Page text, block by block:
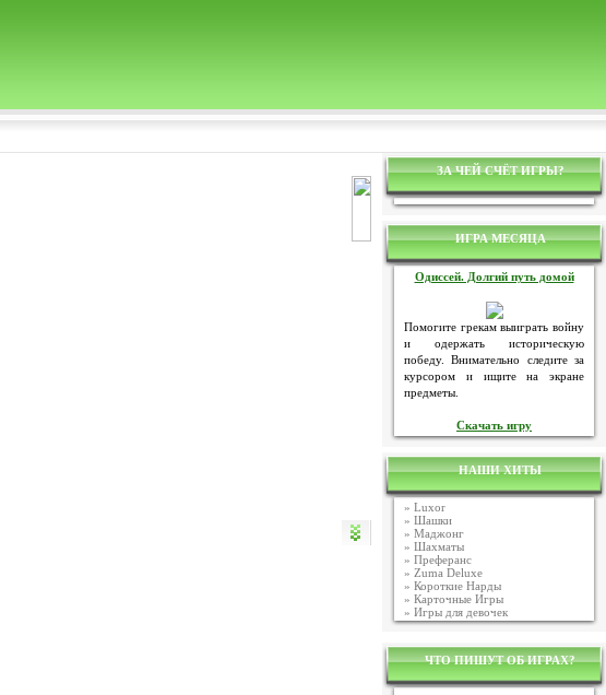
ЗА ЧЕЙ СЧЁТ ИГРЫ?
ИГРА МЕСЯЦА
Одиссей. Долгий путь домой
Помогите грекам выиграть войну
и одержать историческую
победу. Внимательно следите за
курсором и ищите на экране
предметы.
Скачать игру
НАШИ ХИТЫ
» Luxor
» Шашки
» Маджонг
» Шахматы
» Преферанс
» Zuma Deluxe
» Короткие Нарды
» Карточные Игры
» Игры для девочек
ЧТО ПИШУТ ОБ ИГРАХ?